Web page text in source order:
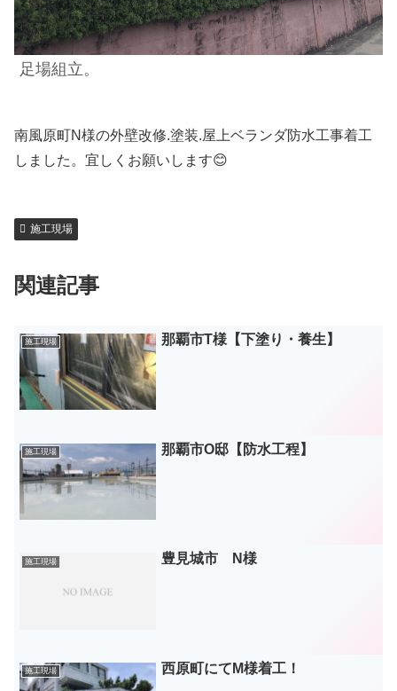
足場組立。
南風原町N様の外壁改修.塗装.屋上ベランダ防水工事着工
しました。宜しくお願いします😊
施工現場
関連記事
施工現場 那覇市T様【下塗り・養生】
施工現場 那覇市O邸【防水工程】
施工現場 豊見城市 N様
施工現場 西原町にてM様着工！